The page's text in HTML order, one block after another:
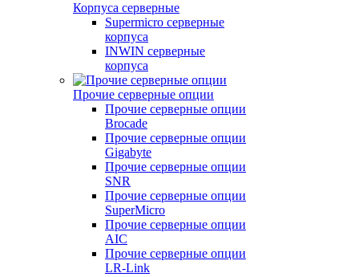
Корпуса серверные
Supermicro серверные
корпуса
INWIN серверные
корпуса
Прочие серверные опции
Прочие серверные опции
Brocade
Прочие серверные опции
Gigabyte
Прочие серверные опции
SNR
Прочие серверные опции
SuperMicro
Прочие серверные опции
AIC
Прочие серверные опции
LR-Link